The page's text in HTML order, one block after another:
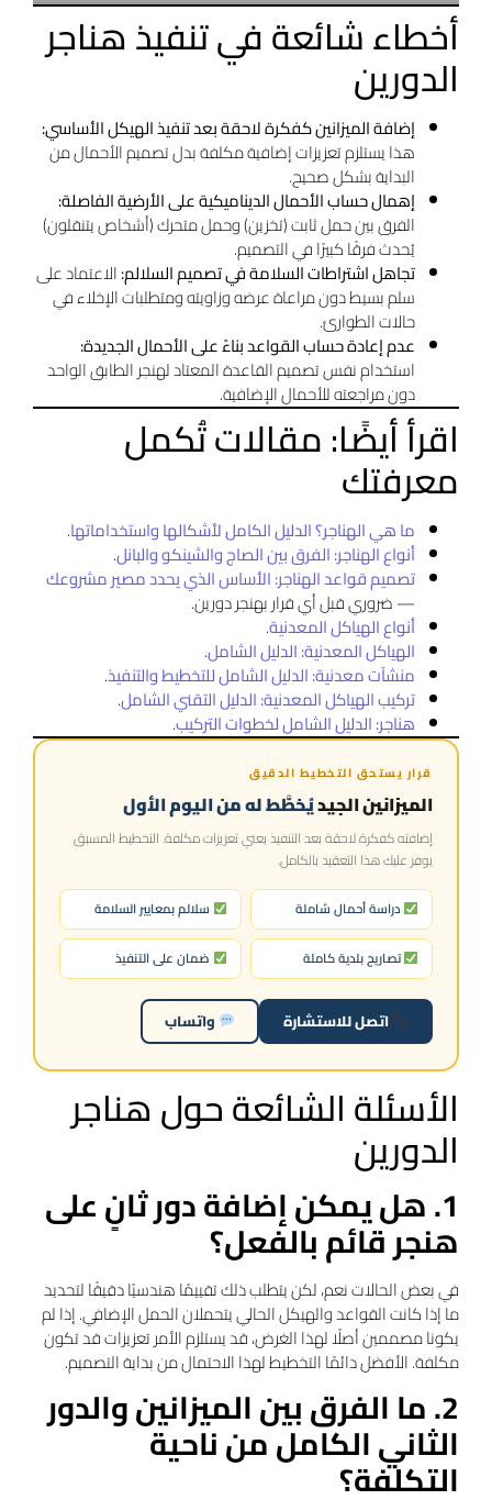
أخطاء شائعة في تنفيذ هناجر
الدورين
إضافة الميزانين كفكرة لاحقة بعد تنفيذ الهيكل الأساسي:
هذا يستلزم تعزيزات إضافية مكلفة بدل تصميم الأحمال من
البداية بشكل صحيح.
إهمال حساب الأحمال الديناميكية على الأرضية الفاصلة:
الفرق بين حمل ثابت (تخزين) وحمل متحرك (أشخاص يتنقلون)
يُحدث فرقًا كبيرًا في التصميم.
تجاهل اشتراطات السلامة في تصميم السلالم:الاعتماد على
سلم بسيط دون مراعاة عرضه وزاويته ومتطلبات الإخلاء في
حالات الطوارئ.
عدم إعادة حساب القواعد بناءً على الأحمال الجديدة:
استخدام نفس تصميم القاعدة المعتاد لهنجر الطابق الواحد
دون مراجعته للأحمال الإضافية.
اقرأ أيضًا: مقالات تُكمل
معرفتك
ما هي الهناجر؟ الدليل الكامل لأشكالها واستخداماتها.
أنواع الهناجر: الفرق بين الصاج والشينكو والبانل.
تصميم قواعد الهناجر: الأساس الذي يحدد مصير مشروعك
— ضروري قبل أي قرار بهنجر دورين.
أنواع الهياكل المعدنية.
الهياكل المعدنية: الدليل الشامل.
منشآت معدنية: الدليل الشامل للتخطيط والتنفيذ.
تركيب الهياكل المعدنية: الدليل التقني الشامل.
هناجر: الدليل الشامل لخطوات التركيب.
قرار يستحق التخطيط الدقيق
الميزانين الجيديُخطَّط له من اليوم الأول
إضافته كفكرة لاحقة بعد التنفيذ يعني تعزيزات مكلفة. التخطيط المسبق
يوفر عليك هذا التعقيد بالكامل.
دراسة أحمال شاملة سلالم بمعايير السلامة
تصاريح بلدية كاملة ضمان على التنفيذ
اتصل للاستشارة واتساب
الأسئلة الشائعة حول هناجر
الدورين
1. هل يمكن إضافة دور ثانٍ على
هنجر قائم بالفعل؟
في بعض الحالات نعم، لكن يتطلب ذلك تقييمًا هندسيًا دقيقًا لتحديد
ما إذا كانت القواعد والهيكل الحالي يتحملان الحمل الإضافي. إذا لم
يكونا مصممين أصلًا لهذا الغرض، قد يستلزم الأمر تعزيزات قد تكون
مكلفة. الأفضل دائمًا التخطيط لهذا الاحتمال من بداية التصميم.
2. ما الفرق بين الميزانين والدور
الثاني الكامل من ناحية
التكلفة؟